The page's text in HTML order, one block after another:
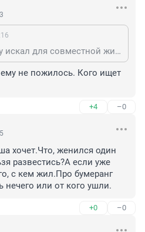
Ну, может, не красоту искал для совместной жизни. Если долго смотреть на что-то красивое, это становится обыденностью. И это произойдет быстрее, если за красотой у человека ничего нет.
не пожилось. Кого ищет
+4 –0
хочет.Что, женился один
развестись?А если уже
с кем жил.Про бумеранг
нечего или от кого ушли.
+0 –0